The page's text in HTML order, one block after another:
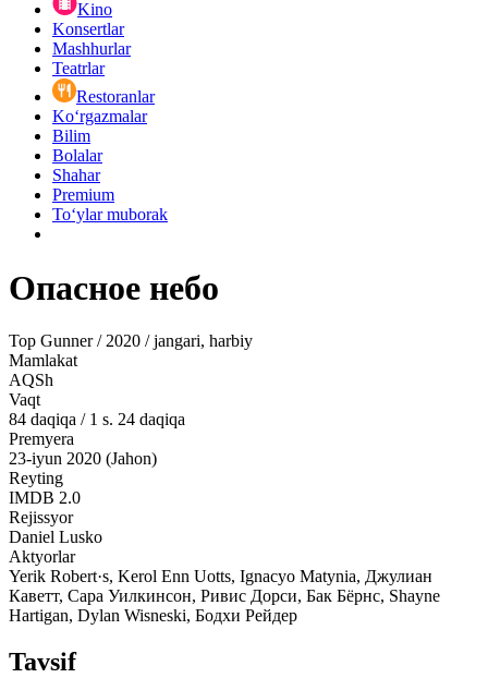
Kino
Konsertlar
Mashhurlar
Teatrlar
Restoranlar
Ko‘rgazmalar
Bilim
Bolalar
Shahar
Premium
Toʻylar muborak
Опасное небо
Top Gunner / 2020 / jangari, harbiy
Mamlakat
AQSh
Vaqt
84 daqiqa / 1 s. 24 daqiqa
Premyera
23-iyun 2020 (Jahon)
Reyting
IMDB 2.0
Rejissyor
Daniel Lusko
Aktyorlar
Yerik Robert·s, Kerol Enn Uotts, Ignacyo Matynia, Джулиан
Каветт, Сара Уилкинсон, Ривис Дорси, Бак Бёрнс, Shayne
Hartigan, Dylan Wisneski, Бодхи Рейдер
Tavsif